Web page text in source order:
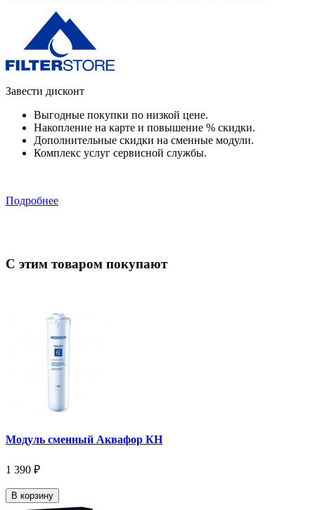
Завести дисконт
Выгодные покупки по низкой цене.
Накопление на карте и повышение % скидки.
Дополнительные скидки на сменные модули.
Комплекс услуг сервисной службы.
Подробнее
С этим товаром покупают
Модуль сменный Аквафор КН
1 390 ₽
В корзину